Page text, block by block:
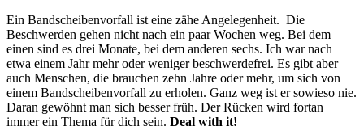
Ein Bandscheibenvorfall ist eine zähe Angelegenheit. Die
Beschwerden gehen nicht nach ein paar Wochen weg. Bei dem
einen sind es drei Monate, bei dem anderen sechs. Ich war nach
etwa einem Jahr mehr oder weniger beschwerdefrei. Es gibt aber
auch Menschen, die brauchen zehn Jahre oder mehr, um sich von
einem Bandscheibenvorfall zu erholen. Ganz weg ist er sowieso nie.
Daran gewöhnt man sich besser früh. Der Rücken wird fortan
immer ein Thema für dich sein. Deal with it!